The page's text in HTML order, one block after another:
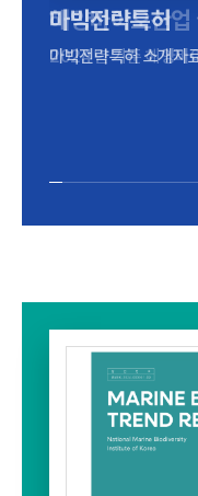
해양바이오산업
2024년 기준 해양바
마빅전략특허
마빅전략특허 소개자